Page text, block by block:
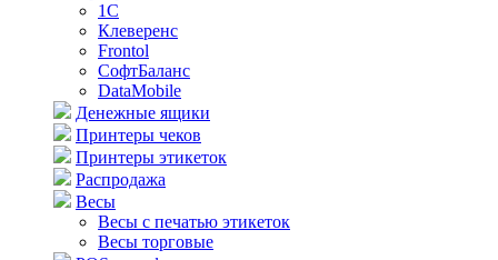
1С
Клеверенс
Frontol
СофтБаланс
DataMobile
Денежные ящики
Принтеры чеков
Принтеры этикеток
Распродажа
Весы
Весы с печатью этикеток
Весы торговые